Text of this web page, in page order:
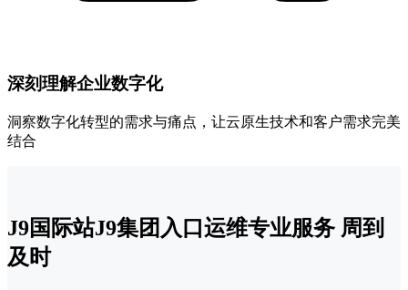
深刻理解企业数字化
洞察数字化转型的需求与痛点，让云原生技术和客户需求完美
结合
J9国际站J9集团入口运维专业服务 周到
及时